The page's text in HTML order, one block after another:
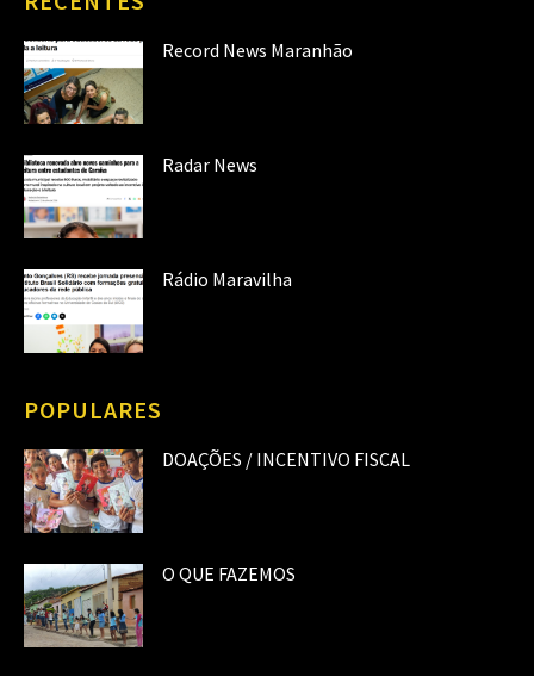
Record News Maranhão
Radar News
Rádio Maravilha
POPULARES
DOAÇÕES / INCENTIVO FISCAL
O QUE FAZEMOS